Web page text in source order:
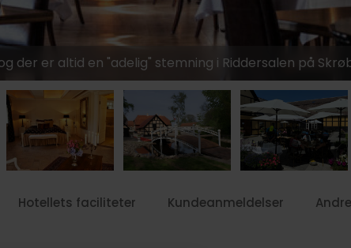
der er altid en "adelig" stemning i Riddersalen på
639,-
Hotellets faciliteter Kundeanmeldelser